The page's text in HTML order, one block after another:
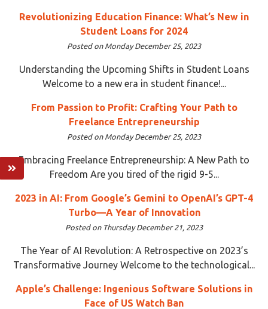
Revolutionizing Education Finance: What’s New in
Student Loans for 2024
Posted on Monday December 25, 2023
Understanding the Upcoming Shifts in Student Loans
Welcome to a new era in student finance!...
From Passion to Profit: Crafting Your Path to
Freelance Entrepreneurship
Posted on Monday December 25, 2023
Embracing Freelance Entrepreneurship: A New Path to
Freedom Are you tired of the rigid 9-5...
2023 in AI: From Google’s Gemini to OpenAI’s GPT-4
Turbo—A Year of Innovation
Posted on Thursday December 21, 2023
The Year of AI Revolution: A Retrospective on 2023’s
Transformative Journey Welcome to the technological...
Apple’s Challenge: Ingenious Software Solutions in
Face of US Watch Ban